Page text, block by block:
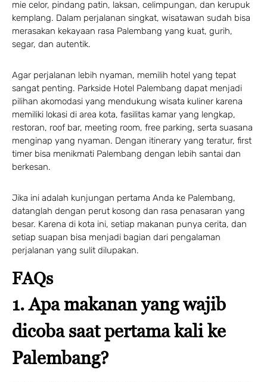
mie celor, pindang patin, laksan, celimpungan, dan kerupuk
kemplang. Dalam perjalanan singkat, wisatawan sudah bisa
merasakan kekayaan rasa Palembang yang kuat, gurih,
segar, dan autentik.
Agar perjalanan lebih nyaman, memilih hotel yang tepat
sangat penting. Parkside Hotel Palembang dapat menjadi
pilihan akomodasi yang mendukung wisata kuliner karena
memiliki lokasi di area kota, fasilitas kamar yang lengkap,
restoran, roof bar, meeting room, free parking, serta suasana
menginap yang nyaman. Dengan itinerary yang teratur, first
timer bisa menikmati Palembang dengan lebih santai dan
berkesan.
Jika ini adalah kunjungan pertama Anda ke Palembang,
datanglah dengan perut kosong dan rasa penasaran yang
besar. Karena di kota ini, setiap makanan punya cerita, dan
setiap suapan bisa menjadi bagian dari pengalaman
perjalanan yang sulit dilupakan.
FAQs
1. Apa makanan yang wajib
dicoba saat pertama kali ke
Palembang?
Make a Booking
Search